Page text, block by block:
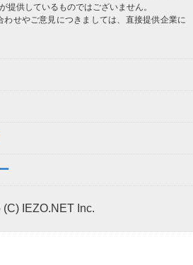
提供しているものではございません。
せやご意見につきましては、直接提供企業に
(C) IEZO.NET Inc.